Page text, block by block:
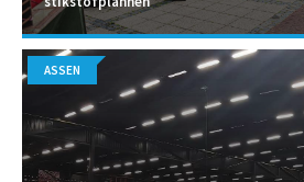
ASSEN